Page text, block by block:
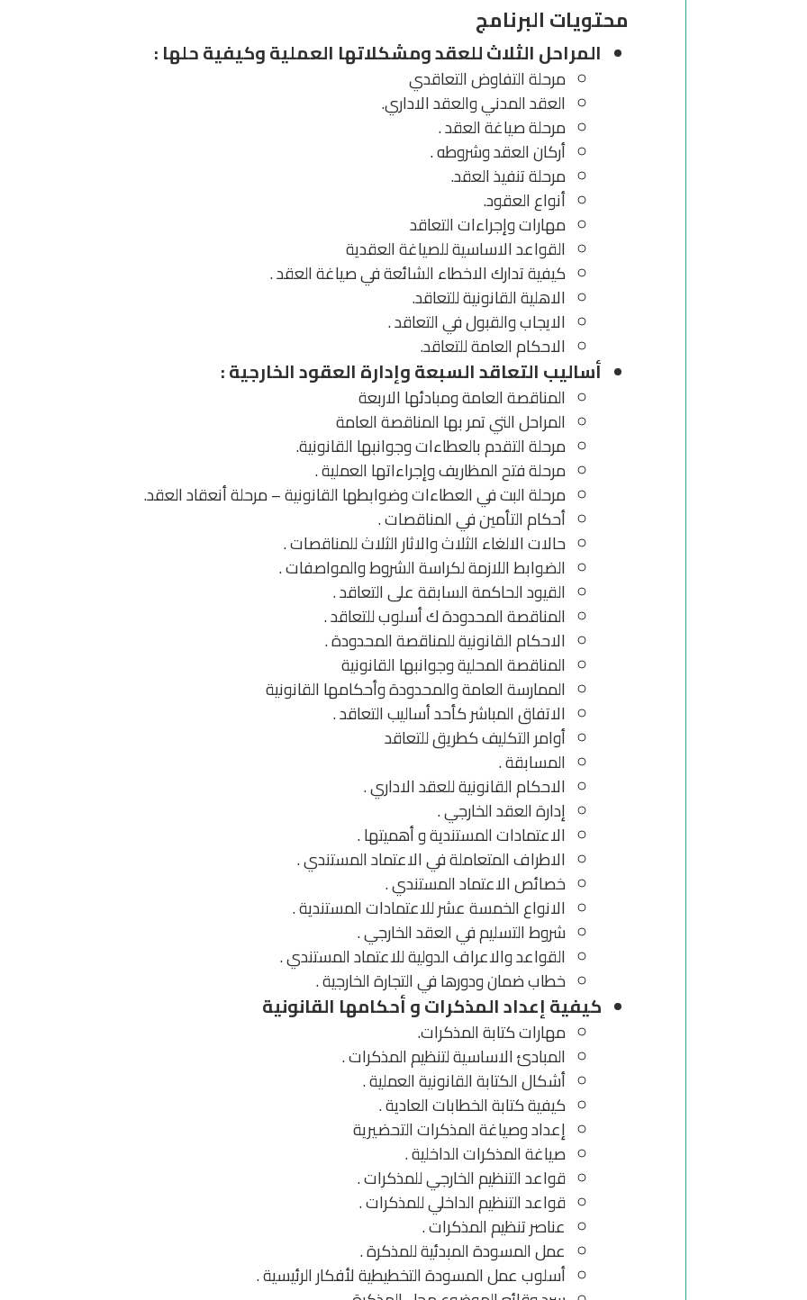
محتويات البرنامج
المراحل الثلاث للعقد ومشكلاتها العملية وكيفية حلها :
مرحلة التفاوض التعاقدي
العقد المدني والعقد الاداري.
مرحلة صياغة العقد .
أركان العقد وشروطه .
مرحلة تنفيذ العقد.
أنواع العقود.
مهارات وإجراءات التعاقد
القواعد الاساسية للصياغة العقدية
كيفية تدارك الاخطاء الشائعة في صياغة العقد .
الاهلية القانونية للتعاقد.
الايجاب والقبول في التعاقد .
الاحكام العامة للتعاقد.
أساليب التعاقد السبعة وإدارة العقود الخارجية :
المناقصة العامة ومبادئها الاربعة
المراحل التي تمر بها المناقصة العامة
مرحلة التقدم بالعطاءات وجوانبها القانونية.
مرحلة فتح المظاريف وإجراءاتها العملية .
مرحلة البت في العطاءات وضوابطها القانونية – مرحلة أنعقاد العقد.
أحكام التأمين في المناقصات .
حالات الالغاء الثلاث والاثار الثلاث للمناقصات .
الضوابط اللازمة لكراسة الشروط والمواصفات .
القيود الحاكمة السابقة على التعاقد .
المناقصة المحدودة ك أسلوب للتعاقد .
الاحكام القانونية للمناقصة المحدودة .
المناقصة المحلية وجوانبها القانونية
الممارسة العامة والمحدودة وأحكامها القانونية
الاتفاق المباشر كأحد أساليب التعاقد .
أوامر التكليف كطريق للتعاقد
المسابقة .
الاحكام القانونية للعقد الاداري .
إدارة العقد الخارجي .
الاعتمادات المستندية و أهميتها .
الاطراف المتعاملة في الاعتماد المستندي .
خصائص الاعتماد المستندي .
الانواع الخمسة عشر للاعتمادات المستندية .
شروط التسليم في العقد الخارجي .
القواعد والاعراف الدولية للاعتماد المستندي .
خطاب ضمان ودورها في التجارة الخارجية .
كيفية إعداد المذكرات و أحكامها القانونية
مهارات كتابة المذكرات.
المبادئ الاساسية لتنظيم المذكرات .
أشكال الكتابة القانونية العملية .
كيفية كتابة الخطابات العادية .
إعداد وصياغة المذكرات التحضيرية
صياغة المذكرات الداخلية .
قواعد التنظيم الخارجي للمذكرات .
قواعد التنظيم الداخلي للمذكرات .
عناصر تنظيم المذكرات .
عمل المسودة المبدئية للمذكرة .
أسلوب عمل المسودة التخطيطية لأفكار الرئيسية .